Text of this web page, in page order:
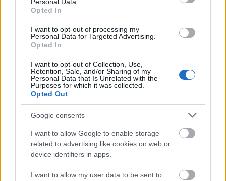
Opted In
I want to opt-out of processing my
Personal Data for Targeted Advertising.
Opted In
I want to opt-out of Collection, Use,
Retention, Sale, and/or Sharing of my
Personal Data that Is Unrelated with the
Purposes for which it was collected.
Opted Out
Google consents
I want to allow Google to enable storage
related to advertising like cookies on web or
device identifiers in apps.
I want to allow my user data to be sent to
ενόπλων δυνάμεων. Στη Ρουάντα, ο πρόεδρος Paul
Kagame έχει πρόσφατα αρνηθεί ότι προετοιμάζει
την κόρη του, Ange Ingabire Kagame, για πολιτικό
δικαίωμα. Οι γιοι του υπηρετούν στις Ένοπλες
Δυνάμεις της Ρουάντας.
Στο πλαίσιο των ευρύτερων αλλαγών στο
κυβερνητικό σχήμα, το ίδιο ρεπορτάζ σημειώνει
ότι η Wanu, 43 ετών, εκπροσωπεί την περιφέρεια
Makunduchi στη Ζανζιβάρη, ενώ ο Mchengerwa,
46 ετών, είναι βουλευτής της περιφέρειας Rufiji
στην περιοχή Pwani. Στο νέο υπουργικό συμβούλιο